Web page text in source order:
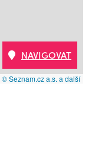
© Seznam.cz a.s. a další
NAVIGOVAT